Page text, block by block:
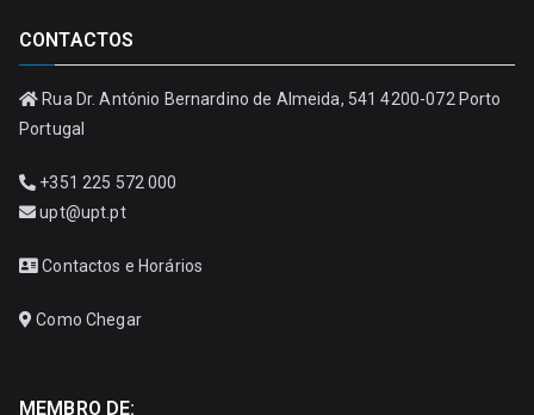
CONTACTOS
Rua Dr. António Bernardino de Almeida, 541 4200-072 Porto
Portugal
+351 225 572 000
upt@upt.pt
Contactos e Horários
Como Chegar
MEMBRO DE: